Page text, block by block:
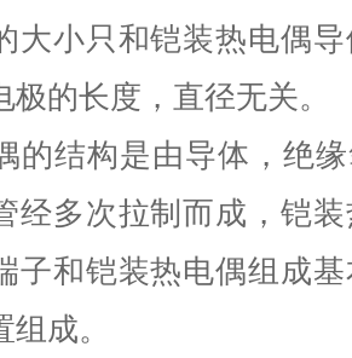
大小只和铠装热电偶
极的长度，直径无关。
的结构是由导体，绝
经多次拉制而成，铠
子和铠装热电偶组成
成。